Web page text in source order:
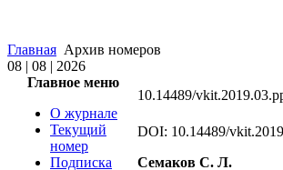
Главная Архив номеров
08 | 08 | 2026
Главное меню
О журнале
Текущий
номер
Подписка
10.14489/
DOI: 10.14489/
Семаков С. Л.